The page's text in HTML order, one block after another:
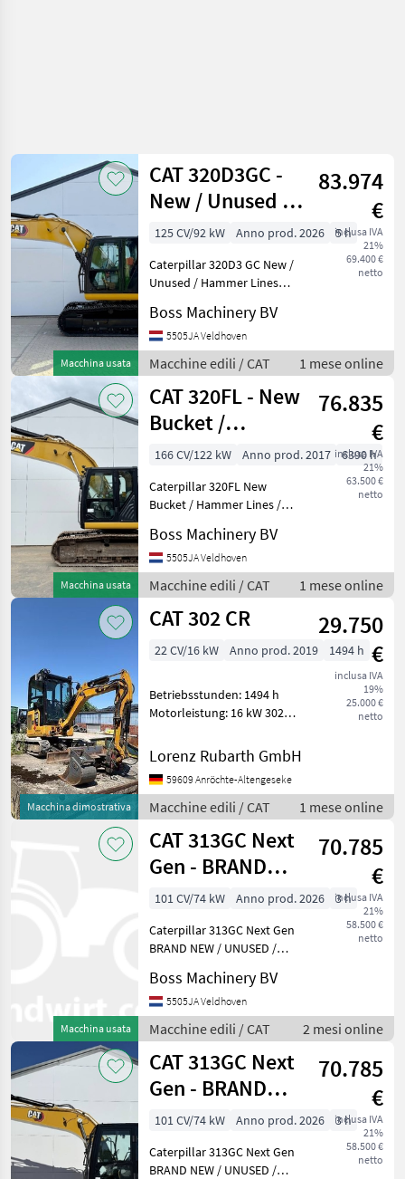
Macchina usata
CAT 320D3GC -
New / Unused /
Hammer Lines
83.974
€
inclusa IVA
21%
69.400 €
netto
125 CV/92 kW Anno prod. 2026
5 h
Caterpillar 320D3 GC New /
Unused / Hammer Lines
number: BM006595 Hours: 5
Type 320D3 GC *2026
Model* Location
Veldhoven, Netherlands
Certifica
Boss Machinery BV
5505JA Veldhoven
Macchine edili / CAT 1 mese online
Macchina usata
CAT 320FL - New
Bucket /
Hammer Lines /
Camera
76.835
€
inclusa IVA
21%
63.500 €
netto
166 CV/122 kW Anno prod. 2017
6390 h
Caterpillar 320FL New
Bucket / Hammer Lines /
Reference number:
BM007610 Hours: 6.390
Type 320FL Location
Veldhoven, Netherlands
Certificate: CE
Boss Machinery BV
5505JA Veldhoven
Macchine edili / CAT 1 mese online
Macchina dimostrativa
CAT 302 CR
29.750
€
inclusa IVA
19%
25.000 €
netto
22 CV/16 kW Anno prod. 2019 1494 h
Betriebsstunden: 1494 h
Motorleistung: 16 kW 302
302-05A CR Grundgerät in
serienmäßiger Ausstattung
mit: - Schnellwechsler MS01
- Gra
Lorenz Rubarth GmbH
59609 Anröchte-Altengeseke
Macchine edili / CAT 1 mese online
Macchina usata
CAT 313GC Next
Gen - BRAND
NEW / UNUSED /
2026 Model
70.785
€
inclusa IVA
21%
58.500 €
netto
101 CV/74 kW Anno prod. 2026
3 h
Caterpillar 313GC Next Gen
BRAND NEW / UNUSED /
Reference number:
BM007380 Hours: 3 Type
313GC Next Gen Location
Veldhoven, Netherlands
Avail
Boss Machinery BV
5505JA Veldhoven
Macchine edili / CAT 2 mesi online
CAT 313GC Next
Gen - BRAND
NEW / UNUSED /
2026 Model
70.785
€
inclusa IVA
21%
58.500 €
netto
101 CV/74 kW Anno prod. 2026
3 h
Caterpillar 313GC Next Gen
BRAND NEW / UNUSED /